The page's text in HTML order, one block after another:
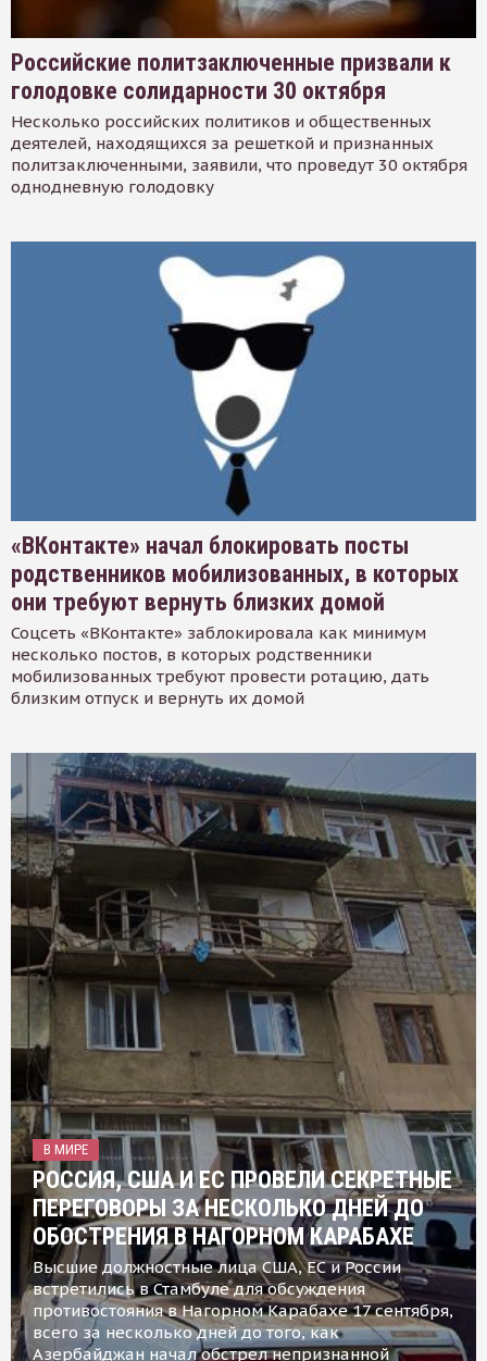
Российские политзаключенные призвали к
голодовке солидарности 30 октября
Несколько российских политиков и общественных
деятелей, находящихся за решеткой и признанных
политзаключенными, заявили, что проведут 30 октября
однодневную голодовку
«ВКонтакте» начал блокировать посты
родственников мобилизованных, в которых
они требуют вернуть близких домой
Соцсеть «ВКонтакте» заблокировала как минимум
несколько постов, в которых родственники
мобилизованных требуют провести ротацию, дать
близким отпуск и вернуть их домой
В МИРЕ
РОССИЯ, США И ЕС ПРОВЕЛИ СЕКРЕТНЫЕ
ПЕРЕГОВОРЫ ЗА НЕСКОЛЬКО ДНЕЙ ДО
ОБОСТРЕНИЯ В НАГОРНОМ КАРАБАХЕ
Высшие должностные лица США, ЕС и России
встретились в Стамбуле для обсуждения
противостояния в Нагорном Карабахе 17 сентября,
всего за несколько дней до того, как
Азербайджан начал обстрел непризнанной